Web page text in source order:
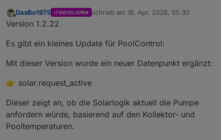
Online
DasBo1975 DEVELOPER schrieb am 16. Apr. 2026, 05:30
zuletzt editiert von
Version 1.2.22
Es gibt ein kleines Update für PoolControl:
Mit dieser Version wurde ein neuer Datenpunkt ergänzt:
👉 solar.request_active
Dieser zeigt an, ob die Solarlogik aktuell die Pumpe
anfordern würde, basierend auf den Kollektor- und
Pooltemperaturen.